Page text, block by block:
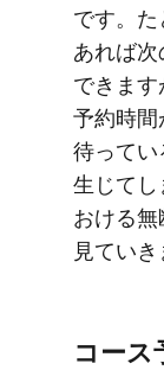
です。​​
あれば​​
できま
予約時間
待ってい
生じてし
おける​
見ていき
コース